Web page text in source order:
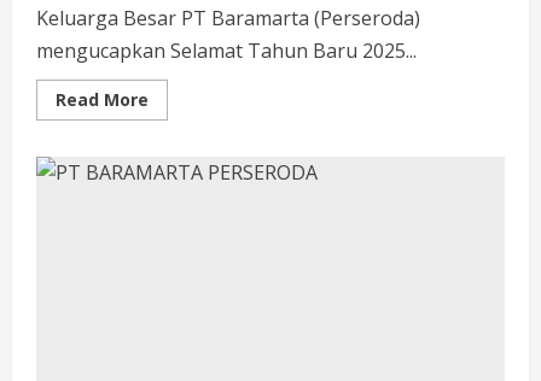
Keluarga Besar PT Baramarta (Perseroda)
mengucapkan Selamat Tahun Baru 2025...
Read More